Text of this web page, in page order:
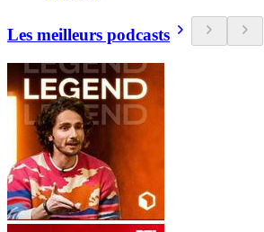
Les meilleurs podcasts